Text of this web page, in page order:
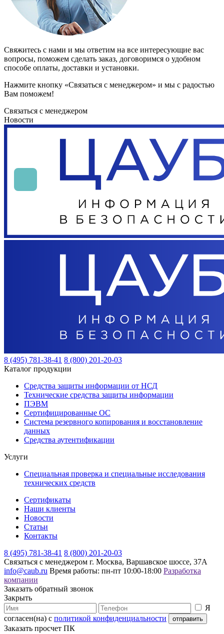
Свяжитесь с нами и мы ответим на все интересующие вас
вопросы, поможем сделать заказ, договоримся о удобном
способе оплаты, доставки и установки.
Нажмите кнопку «Связаться с менеджером» и мы с радостью
Вам поможем!
Связаться с менеджером
Новости
8 (495) 781-38-41 8 (800) 201-20-03
Каталог продукции
Средства защиты информации от НСД
Технические средства защиты информации
ПЭВМ
Сертифицированные ОС
Система резервного копирования и восстановление
данных
Средства аутентификации
Услуги
Специальная проверка и специальные исследования
технических средств
Сертификаты
Наши клиенты
Новости
Статьи
Контакты
8 (495) 781-38-41 8 (800) 201-20-03
Связаться с менеджером г. Москва, Варшавское шоссе, 37А
info@caub.ru Время работы: пн-пт 10:00-18:00 Разработка
компании
Заказать обратный звонок
Закрыть
Я
согласен(на) с политикой конфиденциальности
Заказать просчет ПК